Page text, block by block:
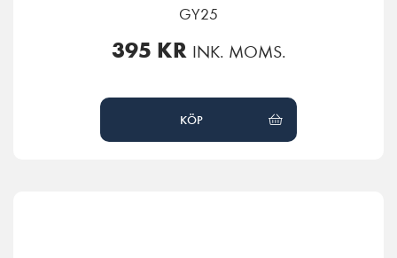
GY25
395 KR INK. MOMS.
KÖP